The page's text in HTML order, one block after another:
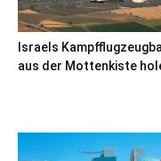
Israels
aus der Mottenkiste